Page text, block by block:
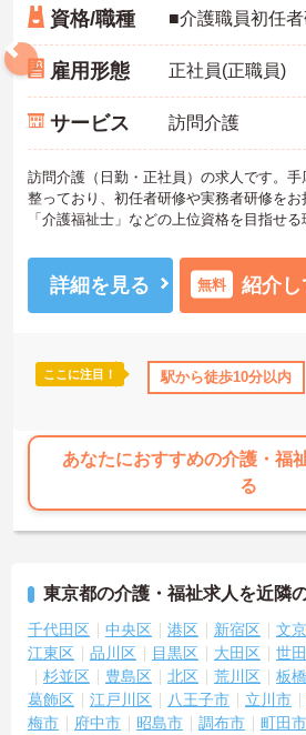
休日110日以上 ブランクOK 資格取
資格/職種
雇用形態 正社員(正職員)
サービス 訪問介護
訪問介護（日勤・正社員）の求人です。
整っており、初任者研修や実務者研修をお
「介護福祉士」などの上位資格を目指せる
め、モチベーション高くステップアップに
勤帯のみで、日々のスケジュールに合わ
サービス提供責任者が同行して丁寧な引き
間休日113日（前期・後期特別休暇含む）
き月1万円の保育手当や医療費補助など大
★おすすめPOINT★
＜未経験でも安心！「必ず同行」の丁寧な
が初めての方やブランクがある方でも安心
う、手厚いサポート体制が整っています
けで済ませることはなく、必ず先輩スタ
い」という想いをお持ちの方にぴったりの
＜子育て・家族を大切にする制度が豊富＞
育手当など、ベネッセグループならではの
に充実しています。 産前産後・育児休暇
ちろん、お子様の看護休暇や、ご家族の
ども整備されています。ライフステージ
しながら長く働き続けられる、スタッフ
詳細を見る 無料 紹介し
ここに注目！ 駅から徒歩10分以内
あなたにおすすめの介護・福
る
東京都の介護・福祉求人を近隣
千代田区 中央区 港区 新宿区 文
江東区
品川区 目黒区 大田区 世
杉並区
豊島区 北区 荒川区 板
葛飾区
江戸川区 八王子市 立川市
梅市
府中市 昭島市 調布市 町田市